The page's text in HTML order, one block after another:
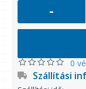
-
0
Szállítási